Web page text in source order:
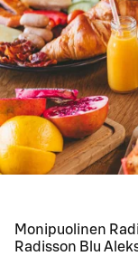
Monipuolinen
Radisson Blu